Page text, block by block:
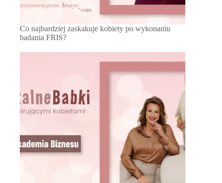
Co najbardziej zaskakuje kobiety po wykonaniu
badania FRIS?